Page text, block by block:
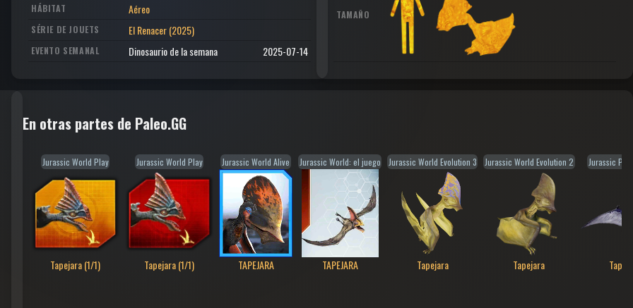
HÁBITAT Aéreo
SÉRIE DE JOUETS El Renacer (2025)
EVENTO SEMANAL Dinosaurio de la semana 2025-07-14
TAMAÑO
En otras partes de Paleo.GG
Jurassic World Play
Tapejara (1/1)
Jurassic World Play
Tapejara (1/1)
Jurassic World Alive
TAPEJARA
Jurassic World: el juego
TAPEJARA
Jurassic World Evolution 3
Tapejara
Jurassic World Evolution 2
Tapejara
Jurassic